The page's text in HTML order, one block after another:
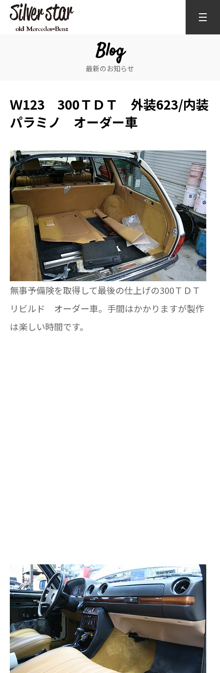
Blog
最新のお知らせ
Ｗ123 300ＴＤＴ 外装623/内装
パラミノ オーダー車
無事予備険を取得して最後の仕上げの300ＴＤＴ
リビルド オーダー車。手間はかかりますが製作
は楽しい時間です。